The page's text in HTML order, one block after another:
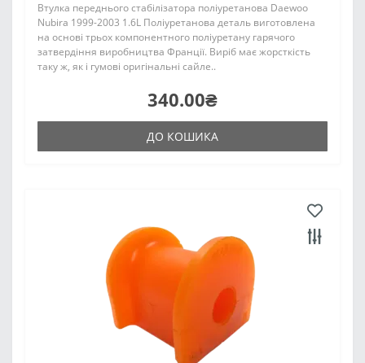
Втулка переднього стабілізатора поліуретанова Daewoo
Nubira 1999-2003 1.6L Поліуретанова деталь виготовлена
на основі трьох компонентного поліуретану гарячого
затвердіння виробництва Франції. Виріб має жорсткість
таку ж, як і гумові оригінальні сайле..
340.00₴
ДО КОШИКА